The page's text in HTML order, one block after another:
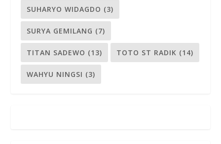
SUHARYO WIDAGDO (3)
SURYA GEMILANG (7)
TITAN SADEWO (13) TOTO ST RADIK (14)
WAHYU NINGSI (3)